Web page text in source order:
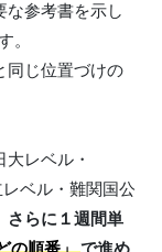
な参考書を示し
。
同じ位置づけの
レベル・
ベル・難関国公
さらに１週間単
の順番」で進め